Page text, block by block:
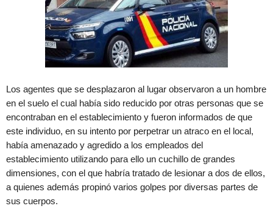
Los agentes que se desplazaron al lugar observaron a un hombre
en el suelo el cual había sido reducido por otras personas que se
encontraban en el establecimiento y fueron informados de que
este individuo, en su intento por perpetrar un atraco en el local,
había amenazado y agredido a los empleados del
establecimiento utilizando para ello un cuchillo de grandes
dimensiones, con el que habría tratado de lesionar a dos de ellos,
a quienes además propinó varios golpes por diversas partes de
sus cuerpos.